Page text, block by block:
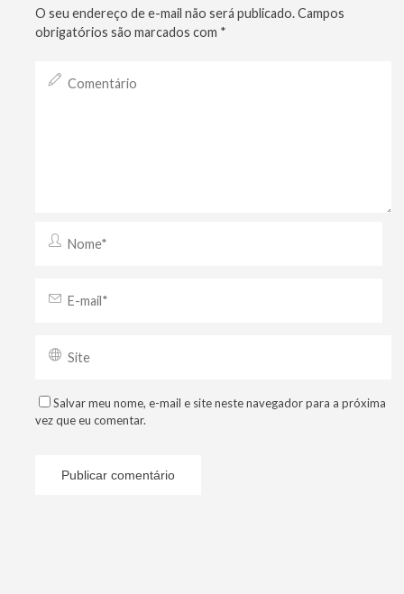
O seu endereço de e-mail não será publicado.Campos
obrigatórios são marcados com *
Salvar meu nome, e-mail e site neste navegador para a próxima
vez que eu comentar.